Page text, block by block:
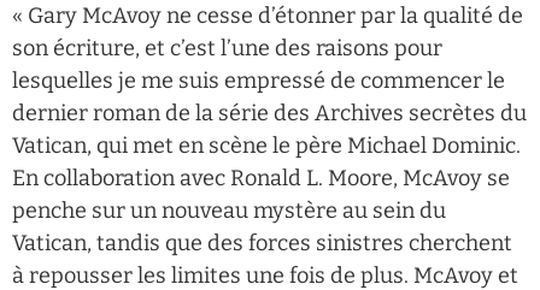
« Gary McAvoy ne cesse d’étonner par la qualité de
son écriture, et c’est l’une des raisons pour
lesquelles je me suis empressé de commencer le
dernier roman de la série des Archives secrètes du
Vatican, qui met en scène le père Michael Dominic.
En collaboration avec Ronald L. Moore, McAvoy se
penche sur un nouveau mystère au sein du
Vatican, tandis que des forces sinistres cherchent
à repousser les limites une fois de plus. McAvoy et